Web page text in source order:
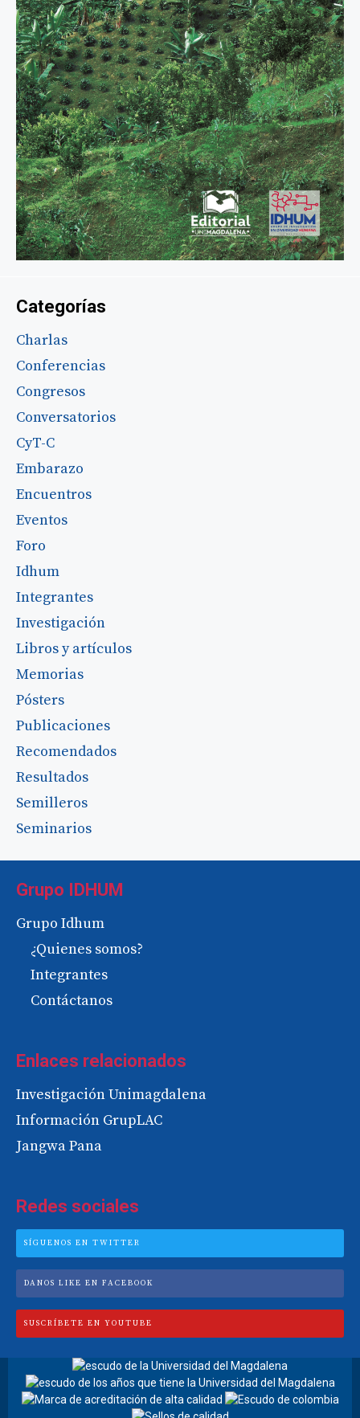
Categorías
Charlas
Conferencias
Congresos
Conversatorios
CyT-C
Embarazo
Encuentros
Eventos
Foro
Idhum
Integrantes
Investigación
Libros y artículos
Memorias
Pósters
Publicaciones
Recomendados
Resultados
Semilleros
Seminarios
Grupo IDHUM
Grupo Idhum
¿Quienes somos?
Integrantes
Contáctanos
Enlaces relacionados
Investigación Unimagdalena
Información GrupLAC
Jangwa Pana
Redes sociales
SÍGUENOS EN TWITTER
DANOS LIKE EN FACEBOOK
SUSCRÍBETE EN YOUTUBE